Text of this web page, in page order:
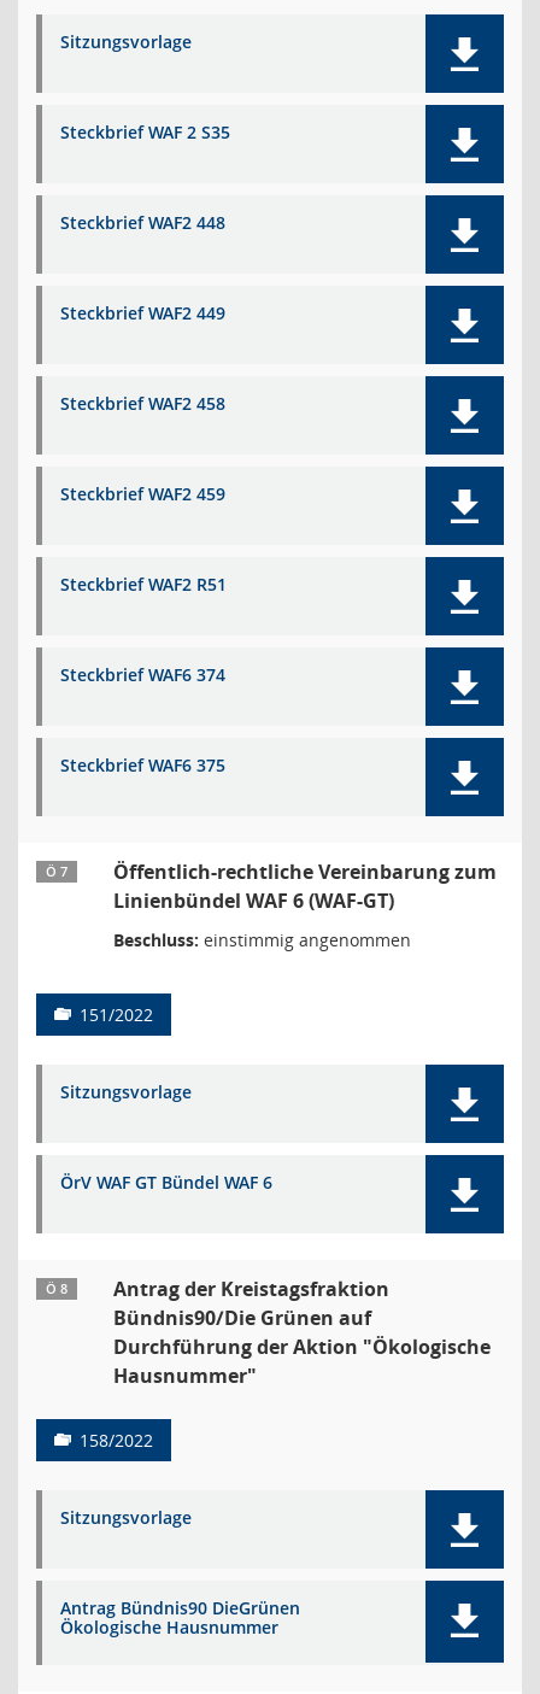
Sitzungsvorlage
Steckbrief WAF 2 S35
Steckbrief WAF2 448
Steckbrief WAF2 449
Steckbrief WAF2 458
Steckbrief WAF2 459
Steckbrief WAF2 R51
Steckbrief WAF6 374
Steckbrief WAF6 375
Ö 7
Öffentlich-rechtliche Vereinbarung zum
Linienbündel WAF 6 (WAF-GT)
Beschluss: einstimmig angenommen
151/2022
Sitzungsvorlage
ÖrV WAF GT Bündel WAF 6
Ö 8
Antrag der Kreistagsfraktion
Bündnis90/Die Grünen auf
Durchführung der Aktion "Ökologische
Hausnummer"
158/2022
Sitzungsvorlage
Antrag Bündnis90 DieGrünen
Ökologische Hausnummer